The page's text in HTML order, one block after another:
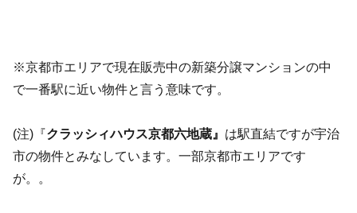
※京都市エリアで現在販売中の新築分譲マンションの中
で一番駅に近い物件と言う意味です。
(注)『クラッシィハウス京都六地蔵 』 は駅直結ですが宇治
市の物件とみなしています。一部京都市エリアです
が。。